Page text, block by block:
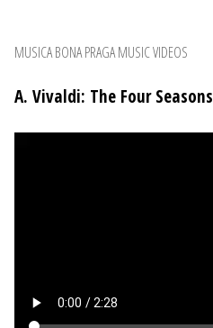
MUSICA BONA PRAGA MUSIC VIDEOS
A. Vivaldi: The Four Seasons